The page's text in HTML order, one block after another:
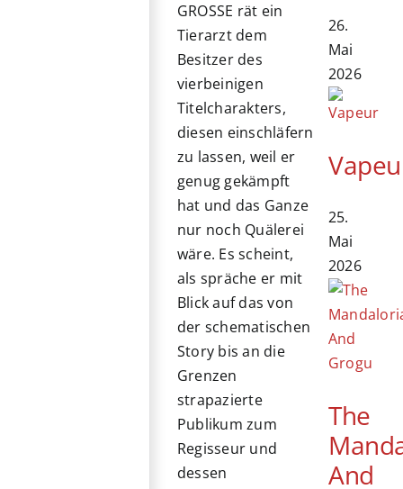
GROSSE rät ein
Tierarzt dem
Besitzer des
vierbeinigen
Titelcharakters,
diesen einschläfern
zu lassen, weil er
genug gekämpft
hat und das Ganze
nur noch Quälerei
wäre. Es scheint,
als spräche er mit
Blick auf das von
der schematischen
Story bis an die
Grenzen
strapazierte
Publikum zum
Regisseur und
dessen
26.
Mai
2026
25.
Mai
2026
The
And